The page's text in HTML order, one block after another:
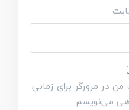
در مرورگر برای زمانی
می‌نویسم.